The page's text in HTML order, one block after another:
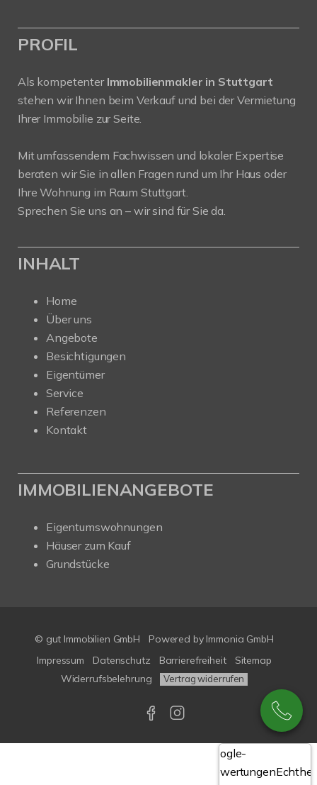
PROFIL
Als kompetenter Immobilienmakler in Stuttgart
stehen wir Ihnen beim Verkauf und bei der Vermietung
Ihrer Immobilie zur Seite.
Mit umfassendem Fachwissen und lokaler Expertise
beraten wir Sie in allen Fragen rund um Ihr Haus oder
Ihre Wohnung im Raum Stuttgart.
Sprechen Sie uns an – wir sind für Sie da.
INHALT
Home
Über uns
Angebote
Besichtigungen
Eigentümer
Service
Referenzen
Kontakt
IMMOBILIENANGEBOTE
Eigentumswohnungen
Häuser zum Kauf
Grundstücke
© gut Immobilien GmbH Powered by Immonia GmbH
Impressum
Datenschutz Barrierefreiheit
Sitemap
Widerrufsbelehrung
Vertrag widerrufen
Google-
Bewertungen